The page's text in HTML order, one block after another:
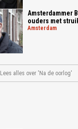
Amsterdammer
ouders met
amsterdam
Lees alles over 'Na de oorlog'